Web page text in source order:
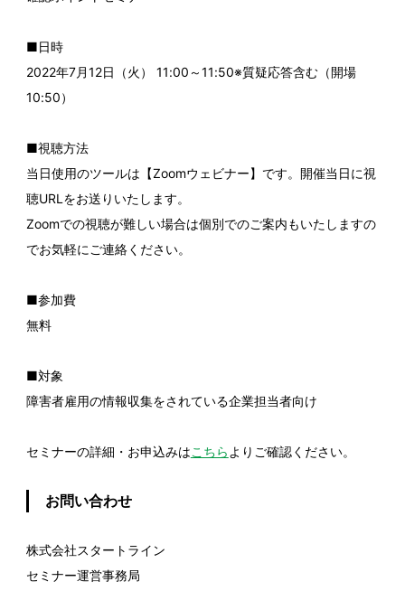
■日時
2022年7月12日（火） 11:00～11:50※質疑応答含む（開場
10:50）
■視聴方法
当日使用のツールは【Zoomウェビナー】です。開催当日に視
聴URLをお送りいたします。
Zoomでの視聴が難しい場合は個別でのご案内もいたしますの
でお気軽にご連絡ください。
■参加費
無料
■対象
障害者雇用の情報収集をされている企業担当者向け
セミナーの詳細・お申込みはこちら よりご確認ください。
お問い合わせ
株式会社スタートライン
セミナー運営事務局